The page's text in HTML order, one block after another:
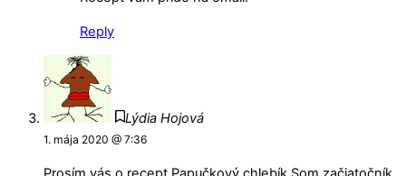
Reply
Lýdia Hojová
1. mája 2020 @ 7:36